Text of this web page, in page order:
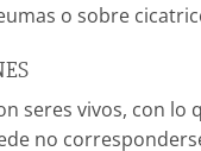
o sobre
seres vivos, con lo
no